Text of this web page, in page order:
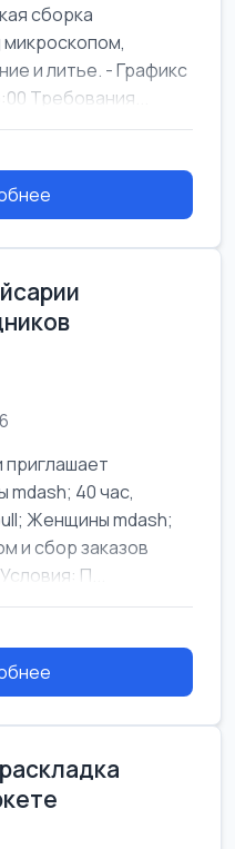
сборка
микроскопом,
и литье. - Графикс
Требования...
mdash; 40 час,
Женщины mdash;
и сбор заказов
П...